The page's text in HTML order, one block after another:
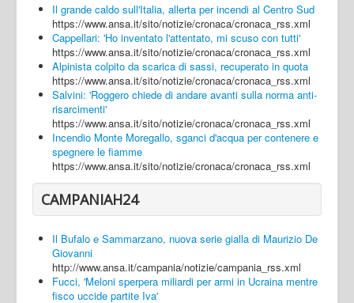
Napoli
Salerno
Login
Il grande caldo sull'Italia, allerta per incendi al Centro Sud
https://www.ansa.it/sito/notizie/cronaca/cronaca_rss.xml
Cappellari: 'Ho inventato l'attentato, mi scuso con tutti'
https://www.ansa.it/sito/notizie/cronaca/cronaca_rss.xml
Alpinista colpito da scarica di sassi, recuperato in quota
https://www.ansa.it/sito/notizie/cronaca/cronaca_rss.xml
Salvini: 'Roggero chiede di andare avanti sulla norma anti-
risarcimenti'
https://www.ansa.it/sito/notizie/cronaca/cronaca_rss.xml
Incendio Monte Moregallo, sganci d'acqua per contenere e
spegnere le fiamme
https://www.ansa.it/sito/notizie/cronaca/cronaca_rss.xml
CAMPANIAH24
Il Bufalo e Sammarzano, nuova serie gialla di Maurizio De
Giovanni
http://www.ansa.it/campania/notizie/campania_rss.xml
Fucci, 'Meloni sperpera miliardi per armi in Ucraina mentre
fisco uccide partite Iva'